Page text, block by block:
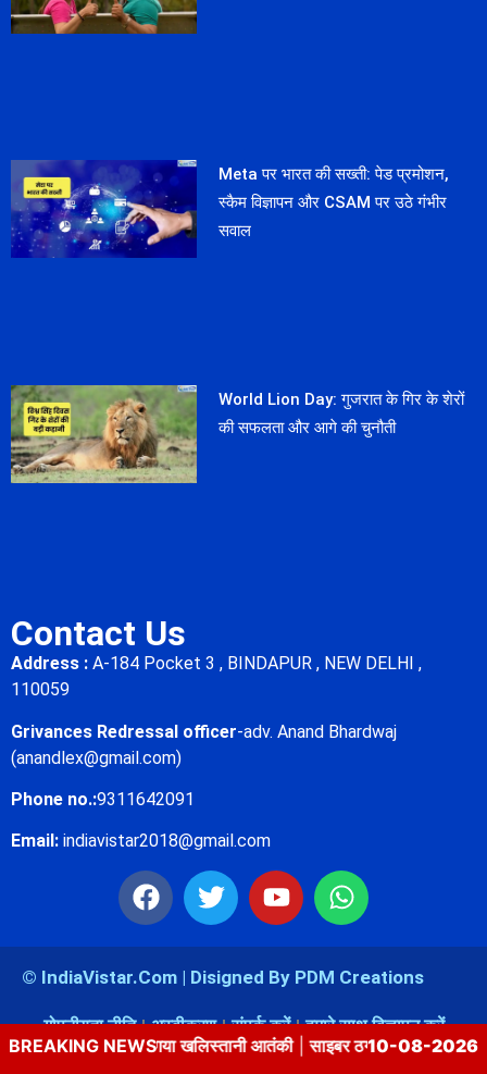
Meta पर भारत की सख्ती: पेड प्रमोशन,
स्कैम विज्ञापन और CSAM पर उठे गंभीर
सवाल
World Lion Day: गुजरात के गिर के शेरों
की सफलता और आगे की चुनौती
Contact Us
Address : A-184 Pocket 3 , BINDAPUR , NEW DELHI ,
110059
Grivances Redressal officer-adv. Anand Bhardwaj
(anandlex@gmail.com)
Phone no.:9311642091
Email: indiavistar2018@gmail.com
© IndiaVistar.Com | Disigned By PDM Creations
गोपनीयता नीति अस्वीकरण संपर्क करें हमारे साथ विज्ञापन करें
BREAKING NEWS
गया खलिस्तानी आतंकी|साइबर ठगों के निशाने पर क्यों रहते हैं बुजुर्ग ?
10-08-2026